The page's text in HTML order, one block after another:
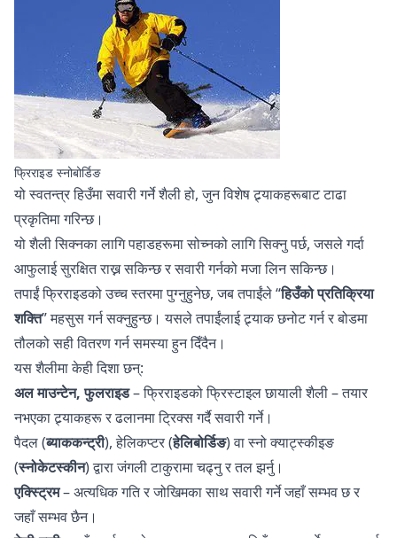
फ्रिराइड स्नोबोर्डिङ
यो स्वतन्त्र हिउँमा सवारी गर्ने शैली हो, जुन विशेष ट्र्याकहरूबाट टाढा
प्रकृतिमा गरिन्छ।
यो शैली सिक्नका लागि पहाडहरूमा सोच्नको लागि सिक्नु पर्छ, जसले गर्दा
आफुलाई सुरक्षित राख्न सकिन्छ र सवारी गर्नको मजा लिन सकिन्छ।
तपाईं फ्रिराइडको उच्च स्तरमा पुग्नुहुनेछ, जब तपाईंले “हिउँको प्रतिक्रिया
शक्ति” महसुस गर्न सक्नुहुन्छ। यसले तपाईंलाई ट्र्याक छनोट गर्न र बोडमा
तौलको सही वितरण गर्न समस्या हुन दिँदैन।
यस शैलीमा केही दिशा छन्:
अल माउन्टेन, फुलराइड– फ्रिराइडको फ्रिस्टाइल छायाली शैली – तयार
नभएका ट्र्याकहरू र ढलानमा ट्रिक्स गर्दै सवारी गर्ने।
पैदल (ब्याककन्ट्री), हेलिकप्टर (हेलिबोर्डिङ) वा स्नो क्याट्स्कीइङ
(स्नोकेटस्कीन) द्वारा जंगली टाकुरामा चढ्नु र तल झर्नु।
एक्स्ट्रिम– अत्यधिक गति र जोखिमका साथ सवारी गर्ने जहाँ सम्भव छ र
जहाँ सम्भव छैन।